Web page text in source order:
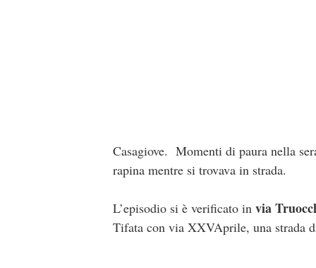
Casagiove. Momenti di paura nella
rapina mentre si trovava in strada.
L’episodio si è verificato in via
Tifata con via XXVAprile, una strada